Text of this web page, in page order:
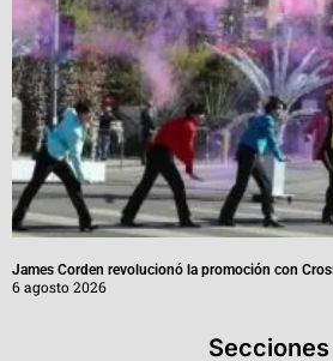
James Corden revolucionó la promoción con
6 agosto 2026
Secciones